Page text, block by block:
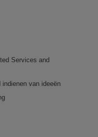
Services and
indienen van ideeën